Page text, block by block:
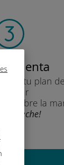
cuenta
tu plan
sobre la